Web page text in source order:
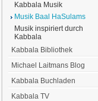
Kabbala Musik
Musik Baal HaSulams
Musik inspiriert durch
Kabbala
Kabbala Bibliothek
Michael Laitmans Blog
Kabbala Buchladen
Kabbala TV